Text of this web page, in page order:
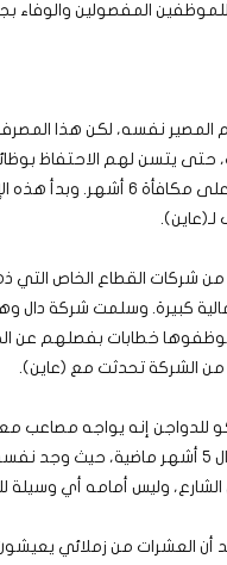
للموظفين المفصولين
نفسه، لكن هذا
يتسن لهم الاحتفاظ
الفصل نهائياً عن الخدمة
من شركات القطاع الخاص
كبيرة. وسلمت شركة دال
خطابات بفصلهم عن
الشركة تحدثت مع (عاين).
إنه يواجه مصاعب
دون أن ترسل له أي مستحقات طوال 5
وليس أمامه أي وسيلة
أن العشرات من زملائي